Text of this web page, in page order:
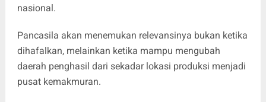
nasional.
Pancasila akan menemukan relevansinya bukan ketika
dihafalkan, melainkan ketika mampu mengubah
daerah penghasil dari sekadar lokasi produksi menjadi
pusat kemakmuran.